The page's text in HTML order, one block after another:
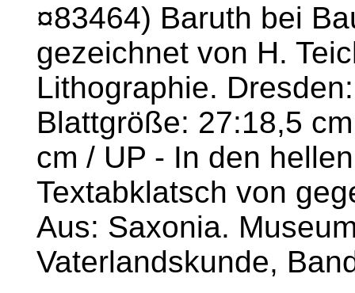
¤83464) Baruth bei
gezeichnet von H.
Lithographie.
Blattgröße: 27:18,5
cm / UP - In den
Textabklatsch von
Aus: Saxonia.
Vaterlandskunde,